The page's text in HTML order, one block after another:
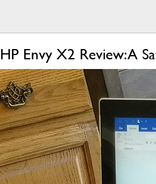
HP Envy X2 Review: A